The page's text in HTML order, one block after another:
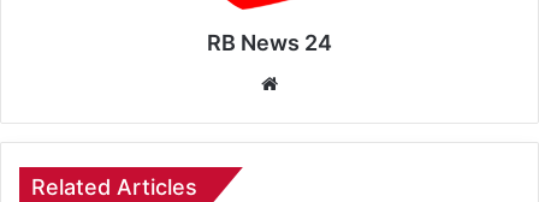
RB News 24
Related Articles